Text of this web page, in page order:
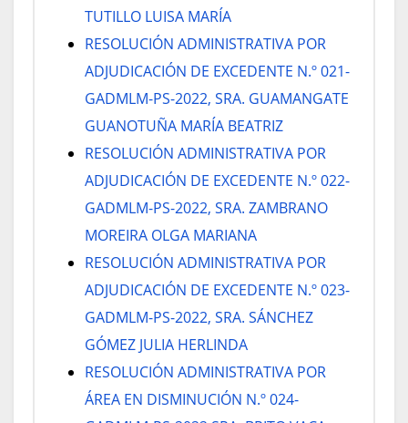
TUTILLO LUISA MARÍA
RESOLUCIÓN ADMINISTRATIVA POR
ADJUDICACIÓN DE EXCEDENTE N.º 021-
GADMLM-PS-2022, SRA. GUAMANGATE
GUANOTUÑA MARÍA BEATRIZ
RESOLUCIÓN ADMINISTRATIVA POR
ADJUDICACIÓN DE EXCEDENTE N.º 022-
GADMLM-PS-2022, SRA. ZAMBRANO
MOREIRA OLGA MARIANA
RESOLUCIÓN ADMINISTRATIVA POR
ADJUDICACIÓN DE EXCEDENTE N.º 023-
GADMLM-PS-2022, SRA. SÁNCHEZ
GÓMEZ JULIA HERLINDA
RESOLUCIÓN ADMINISTRATIVA POR
ÁREA EN DISMINUCIÓN N.º 024-